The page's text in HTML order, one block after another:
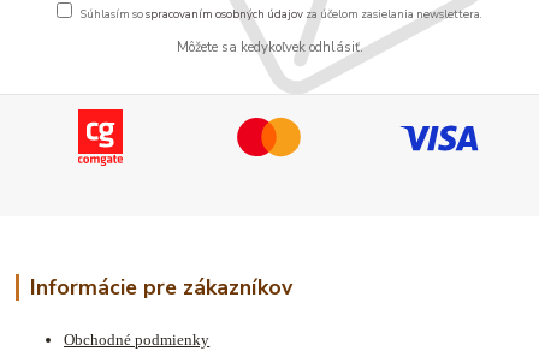
Súhlasím sospracovaním osobných údajov za účelom zasielania newslettera.
Môžete sa kedykoľvek odhlásiť.
Informácie pre zákazníkov
Obchodné podmienky